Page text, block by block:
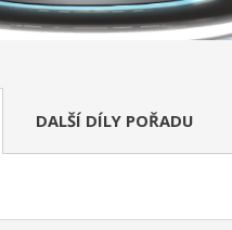
DALŠÍ DÍLY POŘADU